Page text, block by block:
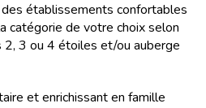
des établissements confortables
catégorie de votre choix selon
3 ou 4 étoiles et/ou auberge
et enrichissant en famille